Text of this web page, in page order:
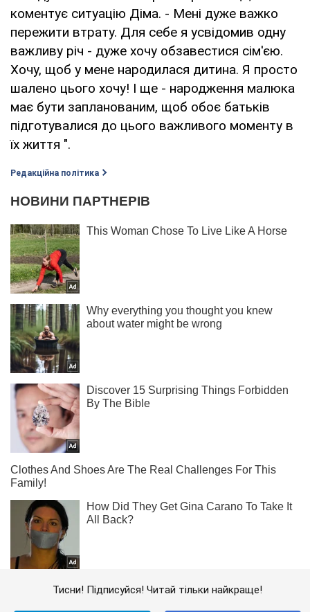
коментує ситуацію Діма. - Мені дуже важко
пережити втрату. Для себе я усвідомив одну
важливу річ - дуже хочу обзавестися сім'єю.
Хочу, щоб у мене народилася дитина. Я просто
шалено цього хочу! І ще - народження малюка
має бути запланованим, щоб обоє батьків
підготувалися до цього важливого моменту в
їх життя ".
Редакційна політика
Тисни! Підписуйся! Читай тільки найкраще!